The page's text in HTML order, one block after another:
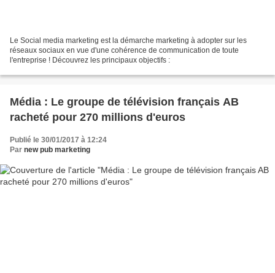
Le Social media marketing est la démarche marketing à adopter sur les
réseaux sociaux en vue d'une cohérence de communication de toute
l'entreprise ! Découvrez les principaux objectifs :
Média : Le groupe de télévision français AB
racheté pour 270 millions d'euros
Publié le 30/01/2017 à 12:24
Par new pub marketing